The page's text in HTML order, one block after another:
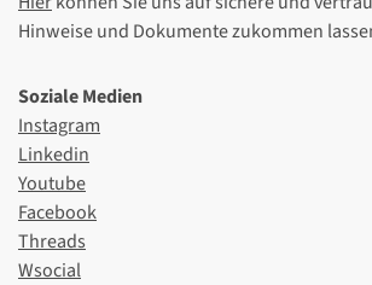
Hinweise und Dokumente zukommen
Soziale Medien
Instagram
Linkedin
Youtube
Facebook
Threads
Wsocial